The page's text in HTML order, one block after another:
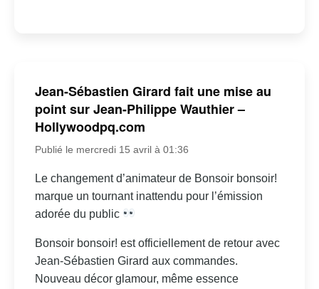
Jean-Sébastien Girard fait une mise au
point sur Jean-Philippe Wauthier –
Hollywoodpq.com
Publié le mercredi 15 avril à 01:36
Le changement d’animateur de Bonsoir bonsoir!
marque un tournant inattendu pour l’émission
adorée du public
Bonsoir bonsoir! est officiellement de retour avec
Jean-Sébastien Girard aux commandes.
Nouveau décor glamour, même essence